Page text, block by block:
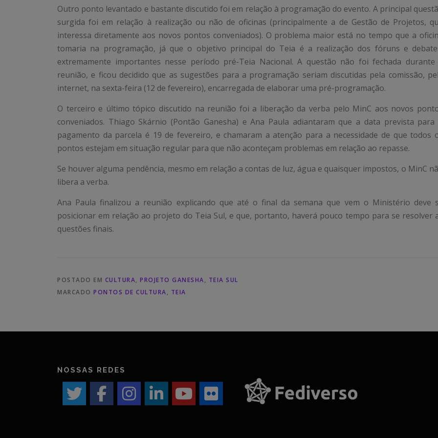
Outro ponto levantado e bastante discutido foi em relação à programação do evento. A principal
surgida foi em relação à realização ou não de oficinas (principalmente a de Gestão de Projetos,
interessa diretamente aos novos pontos conveniados). O problema maior está no tempo que a
tomaria na programação, já que o objetivo principal do Teia é a realização dos fóruns e
extremamente importantes nesse período pré-Teia Nacional. A questão não foi fechada durante
reunião, e ficou decidido que as sugestões para a programação seriam discutidas pela comissão,
internet, na sexta-feira (12 de fevereiro), encarregada de elaborar uma pré-programação.
O terceiro e último tópico discutido na reunião foi a liberação da verba pelo MinC aos novos
conveniados. Thiago Skárnio (Pontão Ganesha) e Ana Paula adiantaram que a data prevista para
pagamento da parcela é 19 de fevereiro, e chamaram a atenção para a necessidade de que todos
pontos estejam em situação regular para que não aconteçam problemas em relação ao repasse.
Se houver alguma pendência, mesmo em relação a contas de luz, água e quaisquer impostos, o MinC
libera a verba.
Ana Paula finalizou a reunião explicando que até o final da semana que vem o Ministério deve
posicionar em relação ao projeto do Teia Sul, e que, portanto, haverá pouco tempo para se resolver
questões finais.
POSTADO EM CULTURA, PROJETO GANESHA, TEIA SUL
MARCADO PONTOS DE CULTURA, TEIA
NOSSAS REDES